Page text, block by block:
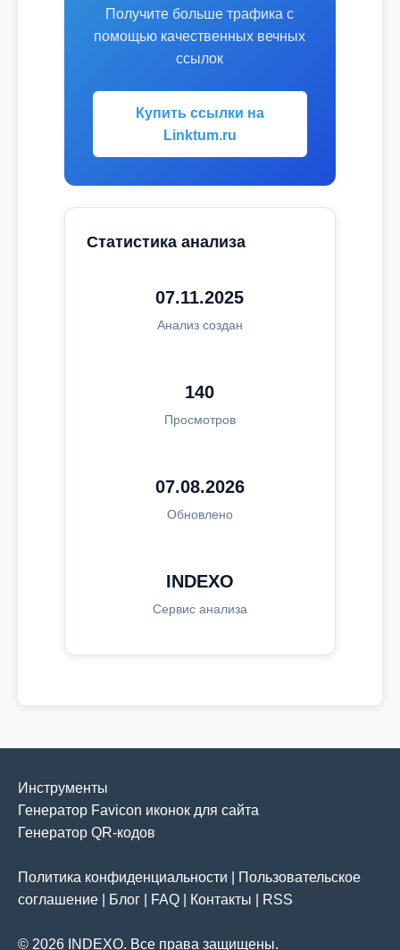
Получите больше трафика с
помощью качественных вечных
ссылок
Купить ссылки на
Linktum.ru
Статистика анализа
07.11.2025
Анализ создан
140
Просмотров
07.08.2026
Обновлено
INDEXO
Сервис анализа
Инструменты
Генератор Favicon иконок для сайта
Генератор QR-кодов
Политика конфиденциальности
Пользовательское
соглашение
Блог FAQ Контакты RSS
© 2026 INDEXO. Все права защищены.